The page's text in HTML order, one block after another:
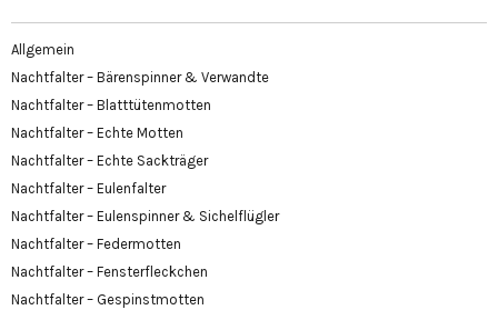
Allgemein
Nachtfalter – Bärenspinner & Verwandte
Nachtfalter – Blatttütenmotten
Nachtfalter – Echte Motten
Nachtfalter – Echte Sackträger
Nachtfalter – Eulenfalter
Nachtfalter – Eulenspinner & Sichelflügler
Nachtfalter – Federmotten
Nachtfalter – Fensterfleckchen
Nachtfalter – Gespinstmotten